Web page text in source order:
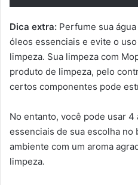
Dica extra: Perfume sua
óleos essenciais e evite o
limpeza. Sua limpeza com
produto de limpeza, pelo
certos componentes pode
No entanto, você pode usar 4
essenciais de sua escolha no
ambiente com um aroma
limpeza.